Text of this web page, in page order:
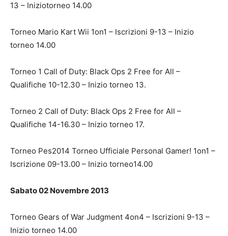
13 – Iniziotorneo 14.00
Torneo Mario Kart Wii 1on1 – Iscrizioni 9-13 – Inizio
torneo 14.00
Torneo 1 Call of Duty: Black Ops 2 Free for All –
Qualifiche 10-12.30 – Inizio torneo 13.
Torneo 2 Call of Duty: Black Ops 2 Free for All –
Qualifiche 14-16.30 – Inizio torneo 17.
Torneo Pes2014 Torneo Ufficiale Personal Gamer! 1on1 –
Iscrizione 09-13.00 – Inizio torneo14.00
Sabato 02 Novembre 2013
Torneo Gears of War Judgment 4on4 – Iscrizioni 9-13 –
Inizio torneo 14.00